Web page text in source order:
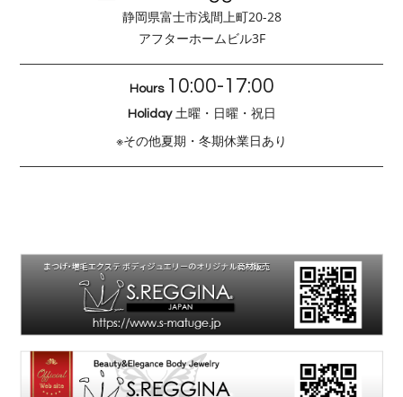
静岡県富士市浅間上町20-28
アフターホームビル3F
Hours 10:00-17:00
Holiday 土曜・日曜・祝日
※その他夏期・冬期休業日あり